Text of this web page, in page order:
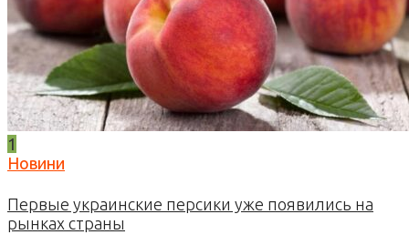
1
Новини
Первые украинские персики уже появились на
рынках страны